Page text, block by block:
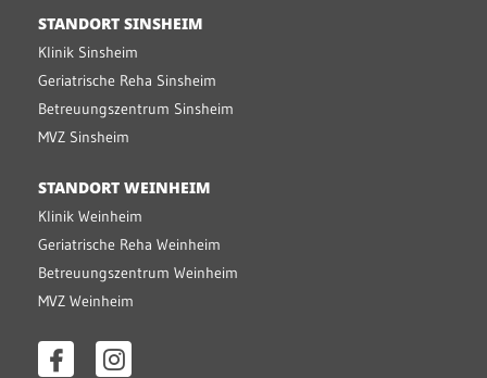
STANDORT SINSHEIM
Klinik Sinsheim
Geriatrische Reha Sinsheim
Betreuungszentrum Sinsheim
MVZ Sinsheim
STANDORT WEINHEIM
Klinik Weinheim
Geriatrische Reha Weinheim
Betreuungszentrum Weinheim
MVZ Weinheim